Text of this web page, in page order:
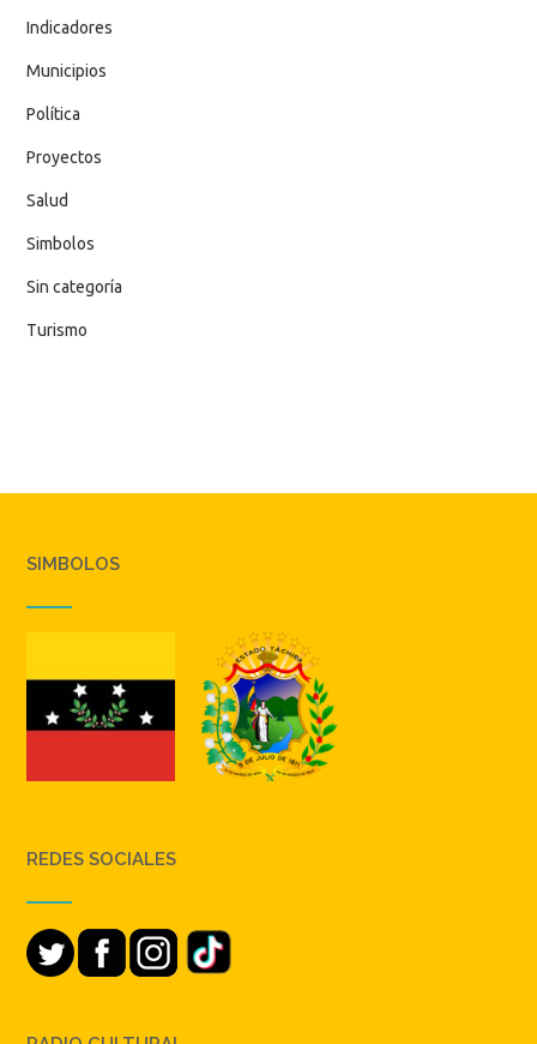
Indicadores
Municipios
Política
Proyectos
Salud
Simbolos
Sin categoría
Turismo
SIMBOLOS
REDES SOCIALES